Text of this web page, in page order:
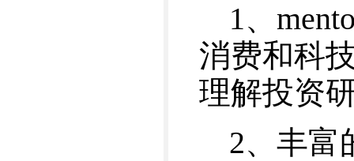
1、
消费和科
理解投资
2、丰富